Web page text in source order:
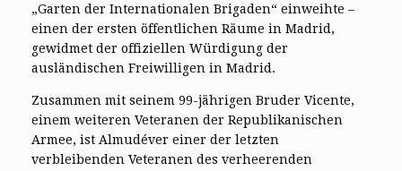
„Garten der Internationalen Brigaden“ einweihte –
einen der ersten öffentlichen Räume in Madrid,
gewidmet der offiziellen Würdigung der
ausländischen Freiwilligen in Madrid.
Zusammen mit seinem 99-jährigen Bruder Vicente,
einem weiteren Veteranen der Republikanischen
Armee, ist Almudéver einer der letzten
verbleibenden Veteranen des verheerenden